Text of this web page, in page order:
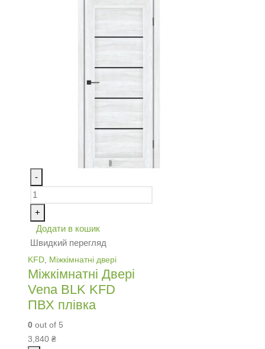
-
+
Додати в кошик
Швидкий перегляд
KFD Міжкімнатні двері
Міжкімнатні Двері
Vena BLK KFD
ПВХ плівка
0 out of 5
3,840 ₴